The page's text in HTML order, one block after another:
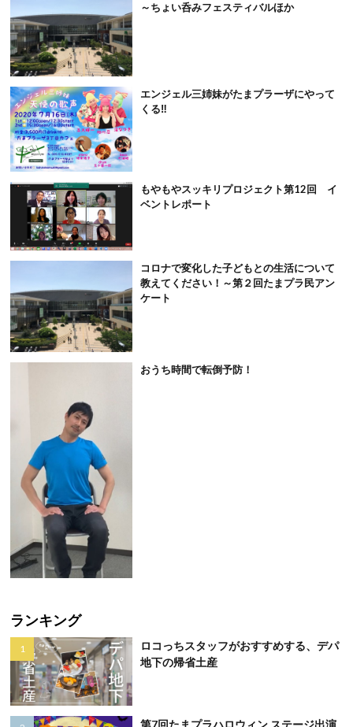
～ちょい呑みフェスティバルほか
エンジェル三姉妹がたまプラーザにやって
くる‼️
もやもやスッキリプロジェクト第12回 イ
ベントレポート
コロナで変化した子どもとの生活について
教えてください！～第２回たまプラ民アン
ケート
おうち時間で転倒予防！
ランキング
ロコっちスタッフがおすすめする、デパ
地下の帰省土産
第7回たまプラハロウィン ステージ出演